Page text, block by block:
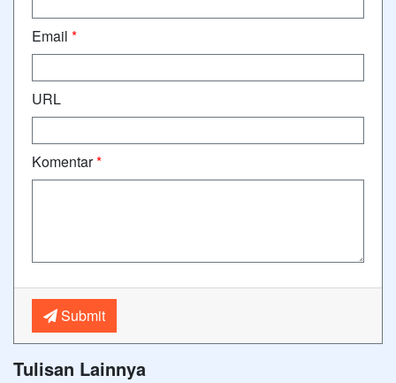
Email *
URL
Komentar*
Submit
Tulisan Lainnya